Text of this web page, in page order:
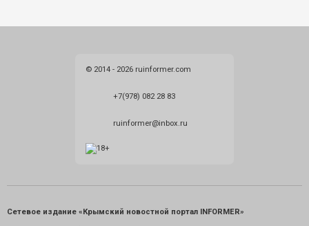
© 2014 - 2026 ruinformer.com
+7(978) 082 28 83
ruinformer@inbox.ru
Сетевое издание «Крымский новостной портал INFORMER»